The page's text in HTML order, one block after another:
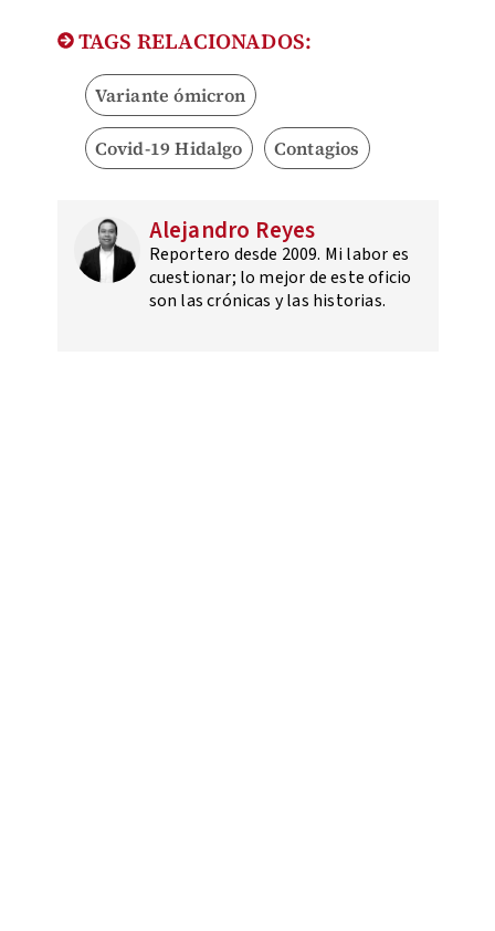
TAGS RELACIONADOS:
Variante ómicron
Covid-19 Hidalgo Contagios
Alejandro Reyes
Reportero desde 2009. Mi labor es
cuestionar; lo mejor de este oficio
son las crónicas y las historias.